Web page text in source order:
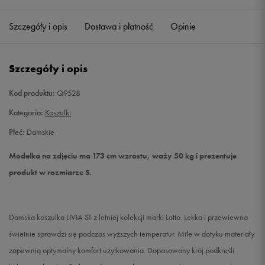
XS Powiadom o dostępności
L Powiadom o dostępności
Szczegóły i opis Dostawa i płatność Opinie
Szczegóły i opis
Kod produktu: Q9528
Kategoria: Koszulki
Płeć: Damskie
Modelka na zdjęciu ma 173 cm wzrostu, waży 50 kg i prezentuje
produkt w rozmiarze S.
Damska koszulka LIVIA ST z letniej kolekcji marki Lotto. Lekka i przewiewna
świetnie sprawdzi się podczas wyższych temperatur. Miłe w dotyku materiały
zapewnią optymalny komfort użytkowania. Dopasowany krój podkreśli